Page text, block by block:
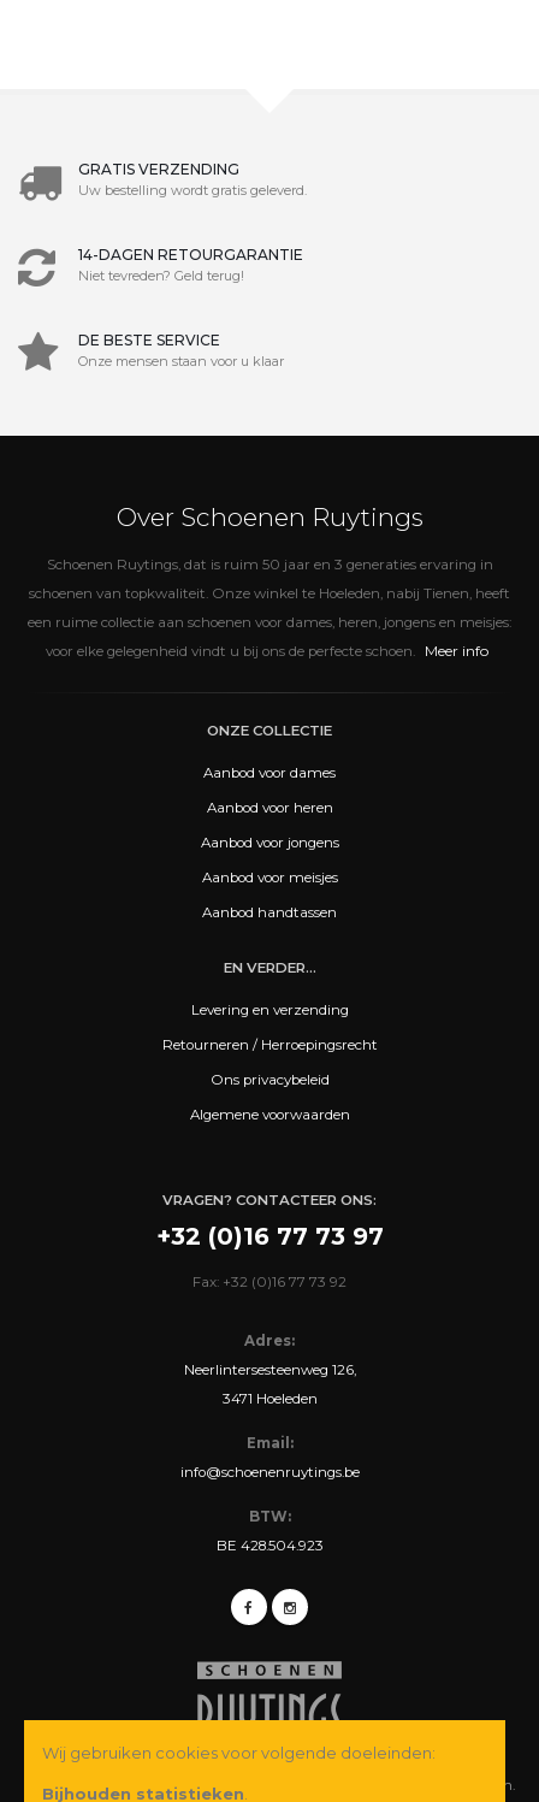
GRATIS VERZENDING
Uw bestelling wordt gratis geleverd.
14-DAGEN RETOURGARANTIE
Niet tevreden? Geld terug!
DE BESTE SERVICE
Onze mensen staan voor u klaar
Over Schoenen Ruytings
Schoenen Ruytings, dat is ruim 50 jaar en 3 generaties ervaring in
schoenen van topkwaliteit. Onze winkel te Hoeleden, nabij Tienen, heeft
een ruime collectie aan schoenen voor dames, heren, jongens en meisjes:
voor elke gelegenheid vindt u bij ons de perfecte schoen.
Meer info
ONZE COLLECTIE
Aanbod voor dames
Aanbod voor heren
Aanbod voor jongens
Aanbod voor meisjes
Aanbod handtassen
EN VERDER...
Levering en verzending
Retourneren / Herroepingsrecht
Ons privacybeleid
Algemene voorwaarden
VRAGEN? CONTACTEER ONS:
+32 (0)16 77 73 97
Fax: +32 (0)16 77 73 92
Adres:
Neerlintersesteenweg 126,
3471 Hoeleden
Email:
info@schoenenruytings.be
BTW:
BE 428.504.923
© Copyright 2026 Schoenen Ruytings BVBA. Alle rechten voorbehouden.
Wij gebruiken cookies voor volgende doeleinden:
Bijhouden statistieken